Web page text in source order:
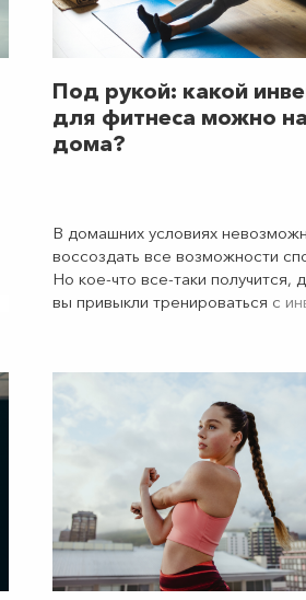
Под рукой: какой
для фитнеса можно
дома?
В домашних условиях
воссоздать все возможности
Но кое-что все-таки получится,
вы привыкли тренироваться с
предназначено. Как сделать это
безопасно, рассказывает Тимур
Шамилов, тренер клуба World